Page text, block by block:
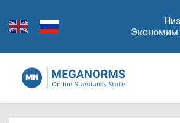
Экономим